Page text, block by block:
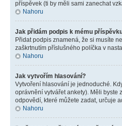
příspěvek (ti by měli sami zanechat
Nahoru
Jak přidám podpis k mému
Přidat podpis znamená, že si musíte
zaškrtnutím příslušného políčka v
Nahoru
Jak vytvořím hlasování?
Vytvoření hlasování je jednoduché.
oprávnění vytvářet ankety). Měli byste
odpovědí, které můžete zadat, určuje
Nahoru